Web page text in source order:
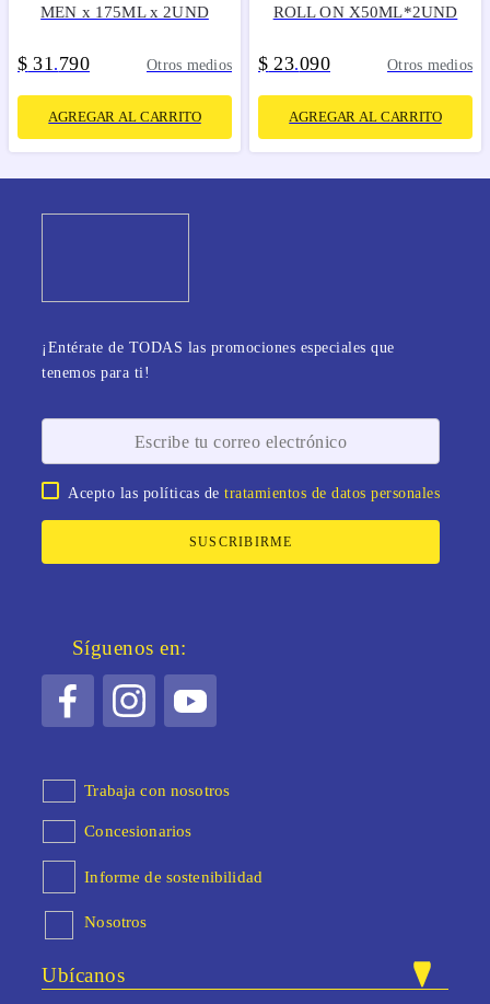
MEN x 175ML x 2UND
$ 31 .790 Otros medios
AGREGAR AL CARRITO
ROLL ON X50ML*2UND
$ 23.090 Otros medios
AGREGAR AL CARRITO
¡Entérate de TODAS las promociones especiales que
tenemos para ti!
Acepto las políticas detratamientos de datos personales
SUSCRIBIRME
Síguenos en:
Trabaja con nosotros
Concesionarios
Informe de sostenibilidad
Nosotros
Ubícanos